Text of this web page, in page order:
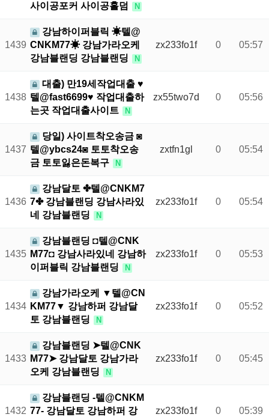
사이공포커 사이공홀덤
N
1439
강남하이퍼블릭 ☀텔@
CNKM77☀ 강남가라오케
강남블랜딩 강남블랜딩
N
zx233fo1f 0 05:57
1438
대출) 만19세작업대출 ♥
텔@fast6699♥ 작업대출하
는곳 작업대출사이트
N
zx55two7d 0 05:56
1437
당일) 사이트착오송금 ◙
텔@ybcs24◙ 토토착오송
금 토토잃은돈복구
N
zxtfn1gl 0 05:54
1436
강남달토 ✤텔@CNKM7
7✤ 강남블랜딩 강남사라있
네 강남블랜딩
N
zx233fo1f 0 05:54
1435
강남블랜딩 ◘텔@CNK
M77◘ 강남사라있네 강남하
이퍼블릭 강남블랜딩
N
zx233fo1f 0 05:53
1434
강남가라오케 ▼텔@CN
KM77▼ 강남하퍼 강남달
토 강남블랜딩
N
zx233fo1f 0 05:52
1433
강남블랜딩 ➤텔@CNK
M77➤ 강남달토 강남가라
오케 강남블랜딩
N
zx233fo1f 0 05:45
1432
강남블랜딩 -텔@CNKM
77- 강남달토 강남하퍼 강
zx233fo1f 0 05:39